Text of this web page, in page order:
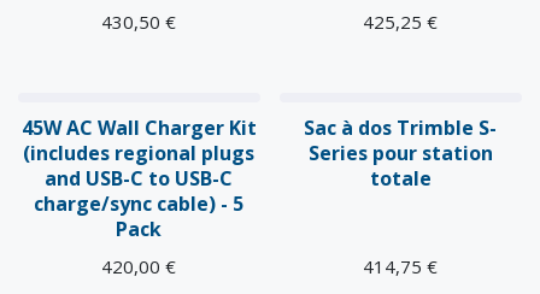
430,50 € 425,25 €
45W AC Wall Charger Kit
(includes regional plugs
and USB-C to USB-C
charge/sync cable) - 5
Pack
420,00 €
Sac à dos Trimble S-
Series pour station
totale
414,75 €